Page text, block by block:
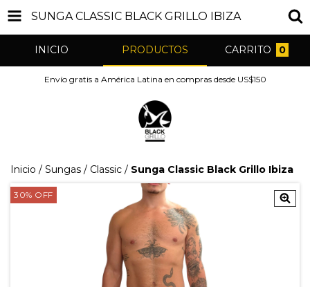
SUNGA CLASSIC BLACK GRILLO IBIZA
INICIO PRODUCTOS CARRITO 0
Envío gratis a América Latina en compras desde US$150
Inicio / Sungas / Classic / Sunga Classic Black Grillo Ibiza
30% OFF